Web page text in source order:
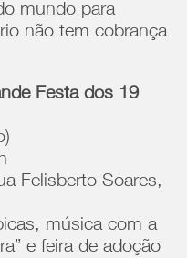
mundo para
não tem cobrança
Festa dos 19
Felisberto Soares,
música com a
e feira de adoção